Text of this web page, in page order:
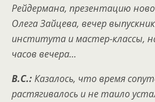
Рейдермана, презентацию
Олега Зайцева, вечер
института и мастер-классы,
часов вечера…
В.С.:Казалось, что время
растягивалось и не таило